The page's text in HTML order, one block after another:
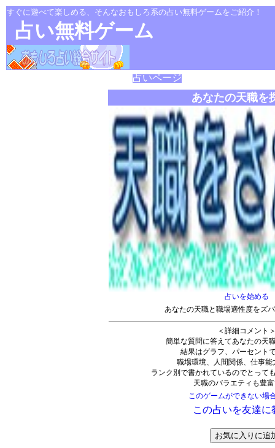
すぐに遊べて楽しめる、そんなおもしろ系の占い無料ゲームをご紹介！
占い無料ゲーム
占いページ
あなたの天職を
占いを始める
あなたの天職と職場適性度をズ
＜詳細コメント
簡単な質問に答えてあなたの天
結果はグラフ、パーセント
職場環境、人間関係、仕事能
ランク別で書かれているのでとって
天職のバラエティも豊
このゲームができない場
この占いを友達に